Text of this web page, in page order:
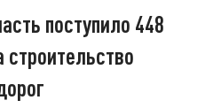
поступило 448